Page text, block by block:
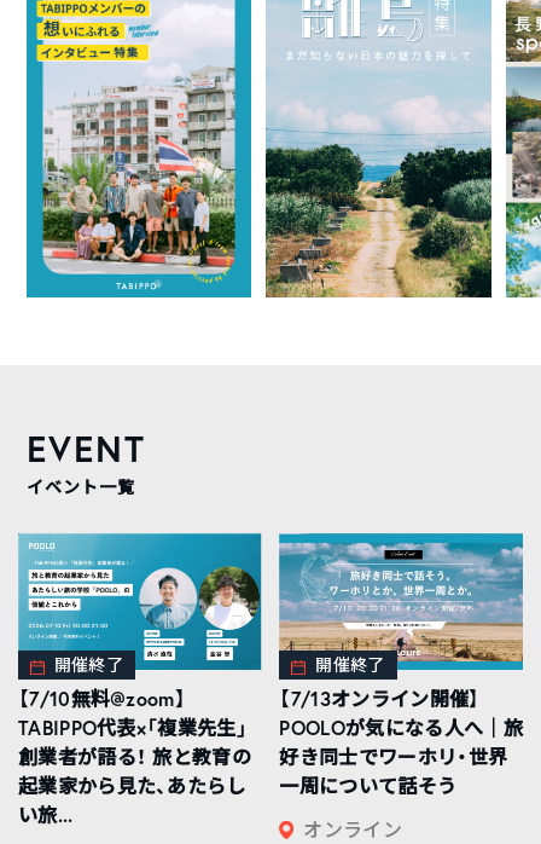
EVENT
イベント一覧
開催終了
【7/10無料@zoom】
TABIPPO代表×「複業先生」
創業者が語る！ 旅と教育の
起業家から見た、あたらし
い旅...
開催終了
【7/13オンライン開催】
POOLOが気になる人へ｜旅
好き同士でワーホリ・世界
一周について話そう
オンライン